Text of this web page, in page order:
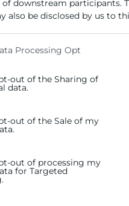
of downstream participants.
also be disclosed by us to
this website/app uses one or
and may gather and store
limited to your visit or
may click to grant or deny
purposes in below Google
Processing Opt
out of the Sharing of
data.
out of the Sale of my
out of processing my
for Targeted
Económicas y
ALVELEAN
BE DO IT GROUP,
de consultoría de KAIZEN
curso combinan